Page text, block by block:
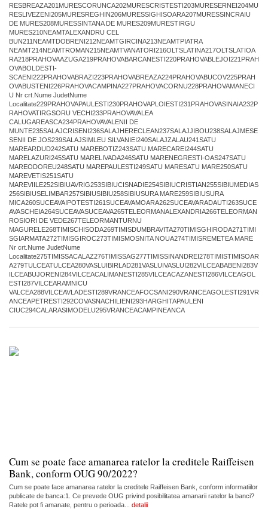
RESBREAZA201MURESCORUNCA202MURESCRISTESTI203MURESERNEI204MU
RESLIVEZENI205MURESREGHIN206MURESSIGHISOARA207MURESSINCRAIU
DE MURES208MURESSINTANA DE MURES209MURESTIRGU
MURES210NEAMTALEXANDRU CEL
BUN211NEAMTDOBRENI212NEAMTGIRCINA213NEAMTPIATRA
NEAMT214NEAMTROMAN215NEAMTVANATORI216OLTSLATINA217OLTSLATIOA
RA218PRAHOVAAZUGA219PRAHOVABARCANESTI220PRAHOVABLEJOI221PRAH
OVABOLDESTI-
SCAENI222PRAHOVABRAZI223PRAHOVABREAZA224PRAHOVABUCOV225PRAH
OVABUSTENI226PRAHOVACAMPINA227PRAHOVACORNU228PRAHOVAMANECI
U Nr crt.Nume JudetNume
Localitate229PRAHOVAPAULESTI230PRAHOVAPLOIESTI231PRAHOVASINAIA232P
RAHOVATIRGSORU VECHI233PRAHOVAVALEA
CALUGAREASCA234PRAHOVAVALENII DE
MUNTE235SALAJCRISENI236SALAJHERECLEAN237SALAJJIBOU238SALAJMESE
SENII DE JOS239SALAJSIMLEU SILVANIEI240SALAJZALAU241SATU
MAREARDUD242SATU MAREBOTIZ243SATU MARECAREI244SATU
MARELAZURI245SATU MARELIVADA246SATU MARENEGRESTI-OAS247SATU
MAREODOREU248SATU MAREPAULESTI249SATU MARESATU MARE250SATU
MAREVETIS251SATU
MAREVIILE252SIBIUAVRIG253SIBIUCISNADIE254SIBIUCRISTIAN255SIBIUMEDIAS
256SIBIUSELIMBAR257SIBIUSIBIU258SIBIUSURA MARE259SIBIUSURA
MICA260SUCEAVAIPOTESTI261SUCEAVAMOARA262SUCEAVARADAUTI263SUCE
AVASCHEIA264SUCEAVASUCEAVA265TELEORMANALEXANDRIA266TELEORMAN
ROSIORI DE VEDE267TELEORMANTURNU
MAGURELE268TIMISCHISODA269TIMISDUMBRAVITA270TIMISGHIRODA271TIMI
SGIARMATA272TIMISGIROC273TIMISMOSNITA NOUA274TIMISREMETEA MARE
Nr crt.Nume JudetNume
Localitate275TIMISSACALAZ276TIMISSAG277TIMISSINANDREI278TIMISTIMISOAR
A279TULCEATULCEA280VASLUIBIRLAD281VASLUIVASLUI282VILCEABABENI283V
ILCEABUJORENI284VILCEACALIMANESTI285VILCEACAZANESTI286VILCEAGOL
ESTI287VILCEARAMNICU
VALCEA288VILCEAVLADESTI289VRANCEAFOCSANI290VRANCEAGOLESTI291VR
ANCEAPETRESTI292COVASNACHILIENI293HARGHITAPAULENI
CIUC294CALARASIMODELU295VRANCEACAMPINEANCA
Cum se poate face amanarea ratelor la creditele Raiffeisen
Bank, conform OUG 90/2022?
Cum se poate face amanarea ratelor la creditele Raiffeisen Bank, conform informatiilor
publicate de banca:1. Ce prevede OUG privind posibilitatea amanarii ratelor la banci?
Ratele pot fi amanate, pentru o perioada... detalii